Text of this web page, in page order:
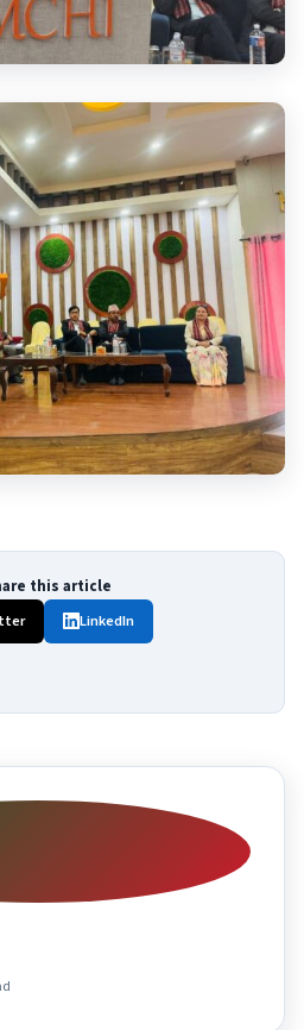
this article
LinkedIn